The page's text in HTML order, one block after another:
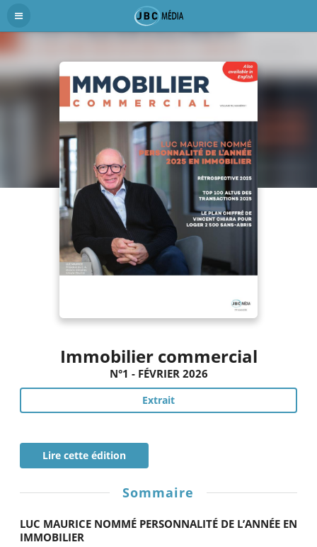
Immobilier commercial
N°1 - FÉVRIER 2026
Extrait
Lire cette édition
Sommaire
LUC MAURICE NOMMÉ PERSONNALITÉ DE L’ANNÉE EN
IMMOBILIER